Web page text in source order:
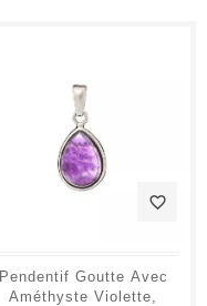
favorite_border
Pendentif Goutte Avec
Améthyste Violette,